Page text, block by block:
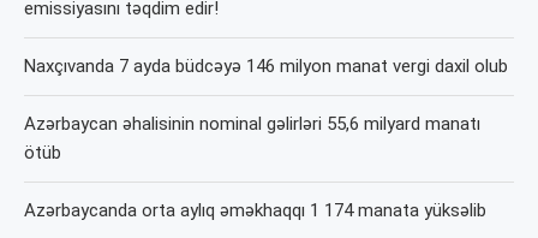
emissiyasını təqdim edir!
Naxçıvanda 7 ayda büdcəyə 146 milyon manat vergi daxil olub
Azərbaycan əhalisinin nominal gəlirləri 55,6 milyard manatı
ötüb
Azərbaycanda orta aylıq əməkhaqqı 1 174 manata yüksəlib